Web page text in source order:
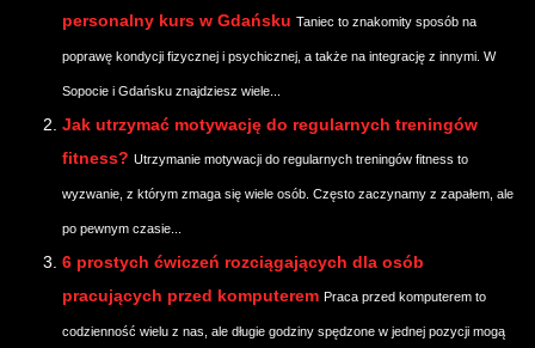
personalny kurs w Gdańsku Taniec to znakomity sposób na
poprawę kondycji fizycznej i psychicznej, a także na integrację z innymi. W
Sopocie i Gdańsku znajdziesz wiele...
Jak utrzymać motywację do regularnych treningów
fitness? Utrzymanie motywacji do regularnych treningów fitness to
wyzwanie, z którym zmaga się wiele osób. Często zaczynamy z zapałem, ale
po pewnym czasie...
6 prostych ćwiczeń rozciągających dla osób
pracujących przed komputerem Praca przed komputerem to
codzienność wielu z nas, ale długie godziny spędzone w jednej pozycji mogą